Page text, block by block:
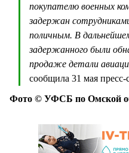
покупателю военных
задержан
поличным. В
задержанного были
продаже детали
сообщила 31 мая
Фото © УФСБ по Омской